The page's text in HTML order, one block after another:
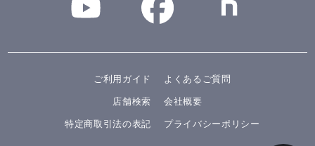
ご利用ガイド
よくあるご質問
店舗検索
会社概要
特定商取引法の表記
プライバシーポリシー